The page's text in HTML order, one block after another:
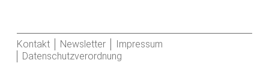
Kontakt Newsletter
Impressum
Datenschutzverordnung